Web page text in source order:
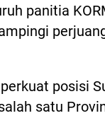
panitia
posisi
satu